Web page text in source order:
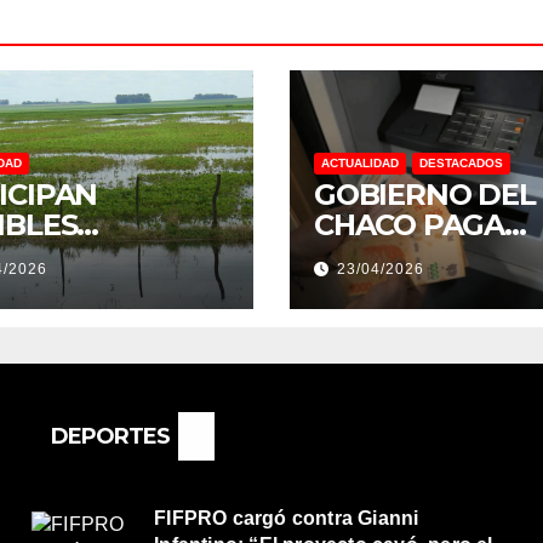
Y
2026
ACTUALIDAD DESTACADOS
GOBIERNO DEL
CHACO PAGA
SUELDOS EL 29
DE ABRIL, CON
2% DE
23/04/2026
DEPORTES
FIFPRO cargó contra Gianni